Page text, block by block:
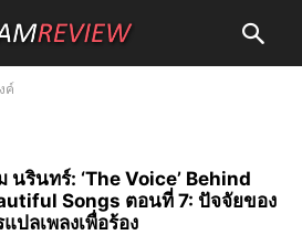
ค์
นรินทร์: ‘The Voice’ Behind
Songs ตอนที่ 7: ปัจจัยของ
แปลเพลงเพื่อร้อง